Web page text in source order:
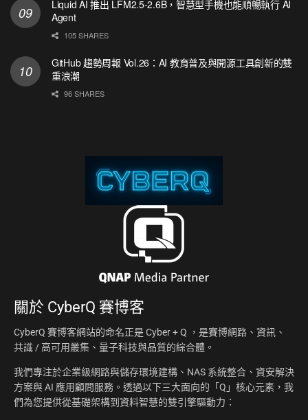
Liquid AI 推出 LFM2.5-2.6B，智慧型手機也能順暢執行 AI
Agent
105 SHARES
GitHub 趨勢周報 Vol.26：AI 教育普及與開源工具創新的雙
重浪潮
96 SHARES
關於 CyberQ 賽博客
CyberQ 賽博客網站的命名正是 Cyber + Q ，是賽博網路、資訊、
共識 / 高可用叢集、量子科技與品質的綜合體。
我們專注於企業級網路與儲存環境建構、NAS 系統整合、資安解決
方案與 AI 應用顧問服務。透過以下三大面向的「Q」核心元素，我
們為您提供從基礎架構到資料智慧的雙引擎驅動力：